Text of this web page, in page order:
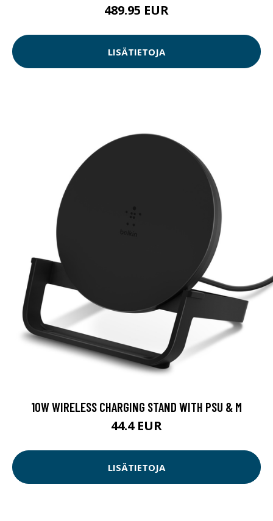
489.95 EUR
LISÄTIETOJA
10W WIRELESS CHARGING STAND WITH PSU & M
44.4 EUR
LISÄTIETOJA